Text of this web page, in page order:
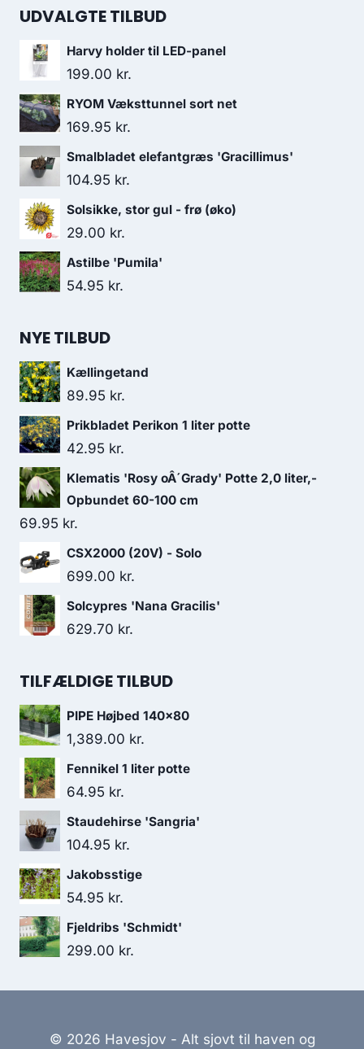
UDVALGTE TILBUD
Harvy holder til LED-panel
199.00 kr.
RYOM Væksttunnel sort net
169.95 kr.
Smalbladet elefantgræs 'Gracillimus'
104.95 kr.
Solsikke, stor gul - frø (øko)
29.00 kr.
Astilbe 'Pumila'
54.95 kr.
NYE TILBUD
Kællingetand
89.95 kr.
Prikbladet Perikon 1 liter potte
42.95 kr.
Klematis 'Rosy oÂ´Grady' Potte 2,0 liter,-
Opbundet 60-100 cm
69.95 kr.
CSX2000 (20V) - Solo
699.00 kr.
Solcypres 'Nana Gracilis'
629.70 kr.
TILFÆLDIGE TILBUD
PIPE Højbed 140x80
1,389.00 kr.
Fennikel 1 liter potte
64.95 kr.
Staudehirse 'Sangria'
104.95 kr.
Jakobsstige
54.95 kr.
Fjeldribs 'Schmidt'
299.00 kr.
© 2026 Havesjov - Alt sjovt til haven og